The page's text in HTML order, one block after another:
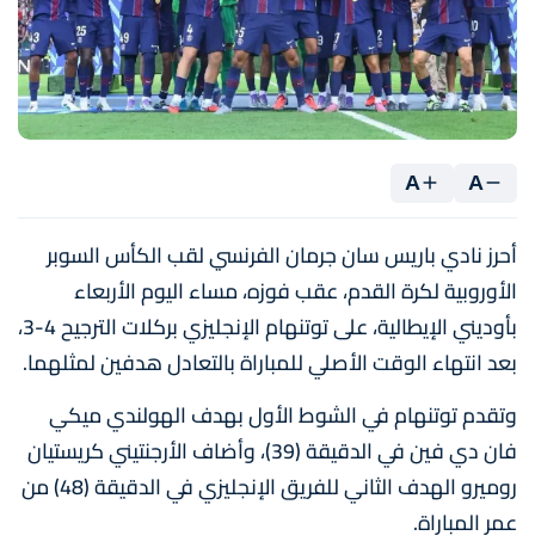
A
A
أحرز نادي باريس سان جرمان الفرنسي لقب الكأس السوبر
الأوروبية لكرة القدم، عقب فوزه، مساء اليوم الأربعاء
بأوديني الإيطالية، على توتنهام الإنجليزي بركلات الترجيح 4-3،
بعد انتهاء الوقت الأصلي للمباراة بالتعادل هدفين لمثلهما.
وتقدم توتنهام في الشوط الأول بهدف الهولندي ميكي
فان دي فين في الدقيقة (39)، وأضاف الأرجنتيني كريستيان
روميرو الهدف الثاني للفريق الإنجليزي في الدقيقة (48) من
عمر المباراة.